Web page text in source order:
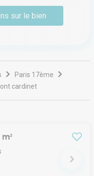
de moins de cinq
aux besoins
des PME et des
sur le bien
Paris 17ème
cardinet